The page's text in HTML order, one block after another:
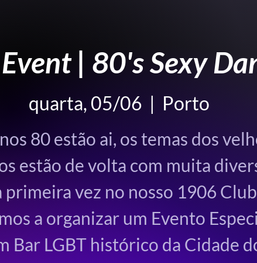
| 80's Sexy
quarta, 05/06
  |
Porto
80 estão ai, os temas dos
estão de volta com muita
primeira vez no nosso 1906
a organizar um Evento
Bar LGBT histórico da Cidade